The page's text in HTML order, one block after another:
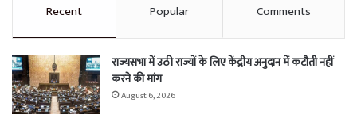
Recent Popular Comments
राज्यसभा में उठी राज्यों के लिए केंद्रीय अनुदान में कटौती नहीं
करने की मांग
August 6, 2026